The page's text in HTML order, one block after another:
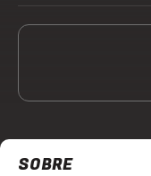
SOBRE